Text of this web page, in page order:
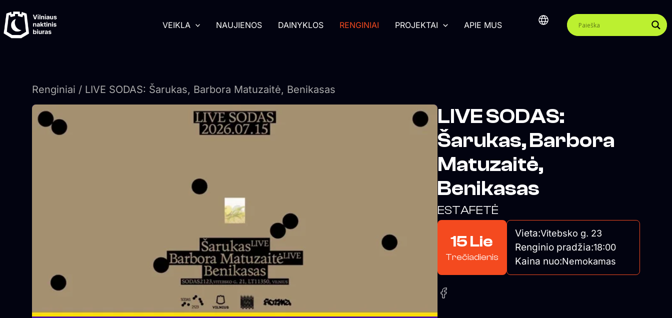
prie
turinio
VEIKLA NAUJIENOS DAINYKLOS RENGINIAI PROJEKTAI APIE MUS
Renginiai / LIVE SODAS: Šarukas, Barbora Matuzaitė, Benikasas
LIVE SODAS:
Šarukas, Barbora
Matuzaitė,
Benikasas
ESTAFETĖ
15 Lie
Trečiadienis
Vieta:Vitebsko g. 23
Renginio pradžia:18:00
Kaina nuo:Nemokamas